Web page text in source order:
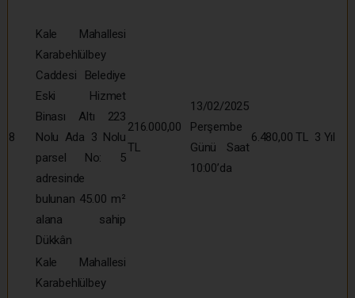
8
Kale Mahallesi
Karabehlülbey
Caddesi Belediye
Eski Hizmet
Binası Altı 223
Nolu Ada 3 Nolu
parsel No: 5
adresinde
bulunan 45.00 m²
alana sahip
Dükkân
216.000,00
TL
13/02/2025
Perşembe
Günü Saat
10:00’da
6.480,00 TL 3 Yıl
Kale Mahallesi
Karabehlülbey